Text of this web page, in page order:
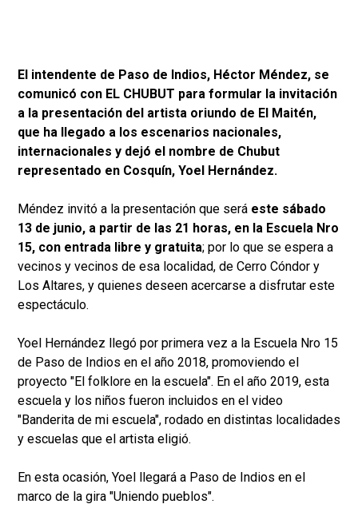
El intendente de Paso de Indios, Héctor Méndez, se
comunicó con EL CHUBUT para formular la invitación
a la presentación del artista oriundo de El Maitén,
que ha llegado a los escenarios nacionales,
internacionales y dejó el nombre de Chubut
representado en Cosquín, Yoel Hernández.
Méndez invitó a la presentación que será este sábado
13 de junio, a partir de las 21 horas, en la Escuela Nro
15, con entrada libre y gratuita; por lo que se espera a
vecinos y vecinos de esa localidad, de Cerro Cóndor y
Los Altares, y quienes deseen acercarse a disfrutar este
espectáculo.
Yoel Hernández llegó por primera vez a la Escuela Nro 15
de Paso de Indios en el año 2018, promoviendo el
proyecto "El folklore en la escuela". En el año 2019, esta
escuela y los niños fueron incluidos en el video
"Banderita de mi escuela", rodado en distintas localidades
y escuelas que el artista eligió.
En esta ocasión, Yoel llegará a Paso de Indios en el
marco de la gira "Uniendo pueblos".